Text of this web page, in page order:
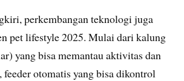
perkembangan teknologi juga
pet lifestyle 2025. Mulai dari kalung
yang bisa memantau aktivitas dan
feeder otomatis yang bisa dikontrol